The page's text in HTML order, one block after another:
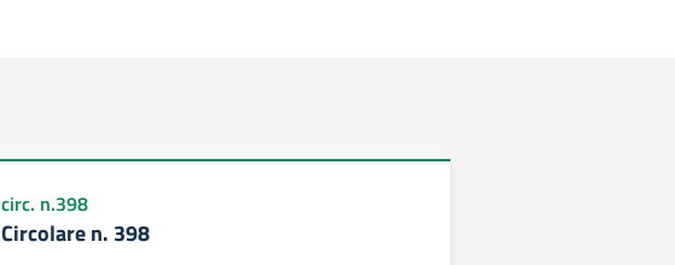
circ. n.398
Circolare n. 398